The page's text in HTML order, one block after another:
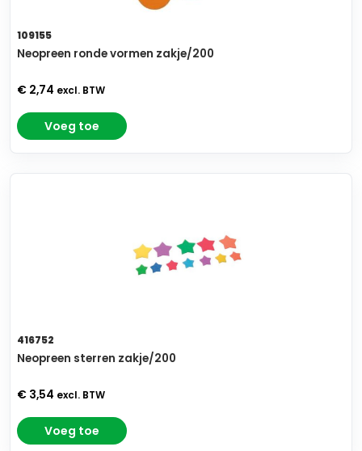
109155
Neopreen ronde vormen zakje/200
€ 2,74 excl. BTW
Voeg toe
416752
Neopreen sterren zakje/200
€ 3,54 excl. BTW
Voeg toe